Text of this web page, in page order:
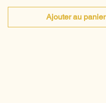
Ajouter au panier